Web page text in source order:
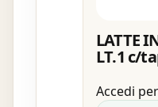
LATTE
LT.1 c/
Accedi